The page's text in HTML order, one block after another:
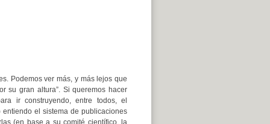
Podemos ver más, y más lejos que
su gran altura”. Si queremos hacer
ir construyendo, entre todos, el
entiendo el sistema de publicaciones
(en base a su comité científico, la